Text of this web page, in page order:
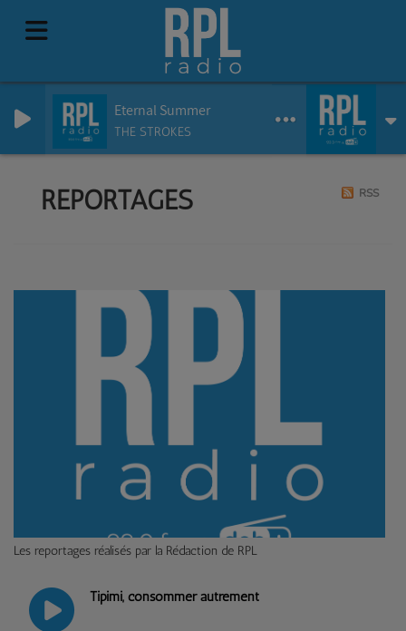
Eternal Summer
THE STROKES
REPORTAGES RSS
Les reportages réalisés par la Rédaction de RPL
Tipimi, consommer autrement